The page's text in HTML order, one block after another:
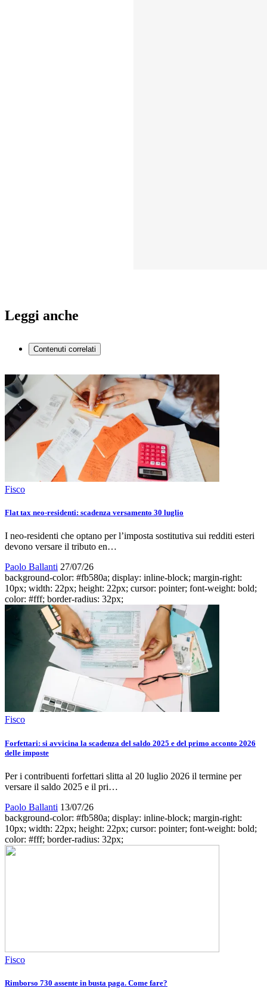
Leggi anche
Contenuti correlati
Fisco
Flat tax neo-residenti: scadenza versamento 30 luglio
I neo-residenti che optano per l’imposta sostitutiva sui redditi esteri
devono versare il tributo en…
Paolo Ballanti 27/07/26
background-color: #fb580a; display: inline-block; margin-right:
10px; width: 22px; height: 22px; cursor: pointer; font-weight: bold;
color: #fff; border-radius: 32px;
Fisco
Forfettari: si avvicina la scadenza del saldo 2025 e del primo acconto 2026
delle imposte
Per i contribuenti forfettari slitta al 20 luglio 2026 il termine per
versare il saldo 2025 e il pri…
Paolo Ballanti 13/07/26
background-color: #fb580a; display: inline-block; margin-right:
10px; width: 22px; height: 22px; cursor: pointer; font-weight: bold;
color: #fff; border-radius: 32px;
Fisco
Rimborso 730 assente in busta paga. Come fare?